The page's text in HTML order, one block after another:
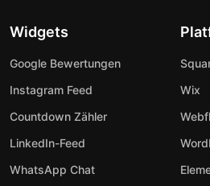
Widgets
Google Bewertungen
Instagram Feed
Countdown Zähler
LinkedIn-Feed
WhatsApp Chat
Wix